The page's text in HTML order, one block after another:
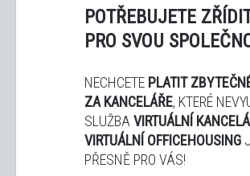
POTŘEBUJETE
PRO SVOU
NECHCETE PLATIT
ZA KANCELÁŘE, KTERÉ
SLUŽBA VIRTUÁLNÍ
VIRTUÁLNÍ OFFICEHOUSING
PŘESNĚ PRO VÁS!